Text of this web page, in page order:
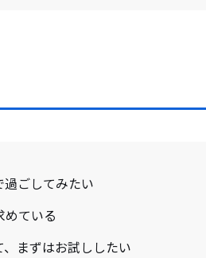
ごしてみたい
ている
まずはお試ししたい